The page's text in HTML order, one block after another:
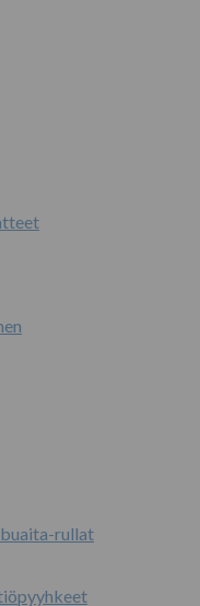
rullat